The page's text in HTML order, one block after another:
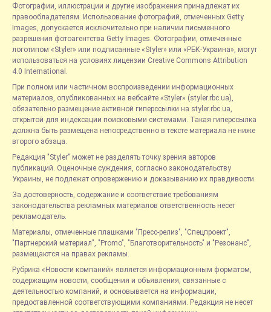
Фотографии, иллюстрации и другие изображения принадлежат их
правообладателям. Использование фотографий, отмеченных Getty
Images, допускается исключительно при наличии письменного
разрешения фотоагентства Getty Images. Фотографии, отмеченные
логотипом «Styler» или подписанные «Styler» или «РБК-Украина», могут
использоваться на условиях лицензии Creative Commons Attribution
4.0 International.
При полном или частичном воспроизведении информационных
материалов, опубликованных на вебсайте «Styler» (styler.rbc.ua),
обязательно размещение активной гиперссылки на styler.rbc.ua,
открытой для индексации поисковыми системами. Такая гиперссылка
должна быть размещена непосредственно в тексте материала не ниже
второго абзаца.
Редакция "Styler" может не разделять точку зрения авторов
публикаций. Оценочные суждения, согласно законодательству
Украины, не подлежат опровержению и доказыванию их правдивости.
За достоверность, содержание и соответствие требованиям
законодательства рекламных материалов ответственность несет
рекламодатель.
Материалы, отмеченные плашками "Пресс-релиз", "Спецпроект",
"Партнерский материал", "Promo", "Благотворительность" и "Резонанс",
размещаются на правах рекламы.
Рубрика «Новости компаний» является информационным форматом,
содержащим новости, сообщения и объявления, связанные с
деятельностью компаний, и основывается на информации,
предоставленной соответствующими компаниями. Редакция не несет